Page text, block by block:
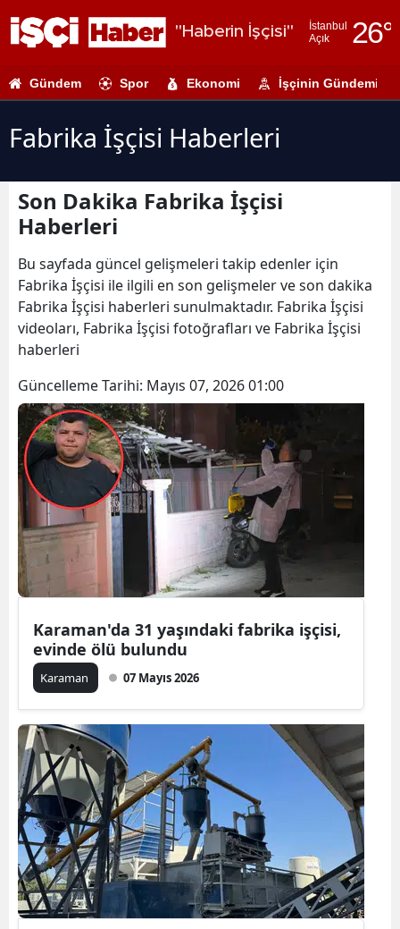
"Haberin İşçisi"
İstanbul
Açık
26°
Adıyaman
Antalya
Artvin
Bitlis
Bursa
Çanakkale
Çorum
Denizli
Diyarbakır
Edirne
Elazığ
Erzincan
Gündem Spor Ekonomi İşçinin Gündemi
Fabrika İşçisi Haberleri
Son Dakika Fabrika İşçisi
Haberleri
Bu sayfada güncel gelişmeleri takip edenler için
Fabrika İşçisi ile ilgili en son gelişmeler ve son dakika
Fabrika İşçisi haberleri sunulmaktadır. Fabrika İşçisi
videoları, Fabrika İşçisi fotoğrafları ve Fabrika İşçisi
haberleri
Güncelleme Tarihi: Mayıs 07, 2026 01:00
Karaman'da 31 yaşındaki fabrika işçisi,
evinde ölü bulundu
Karaman 07 Mayıs 2026